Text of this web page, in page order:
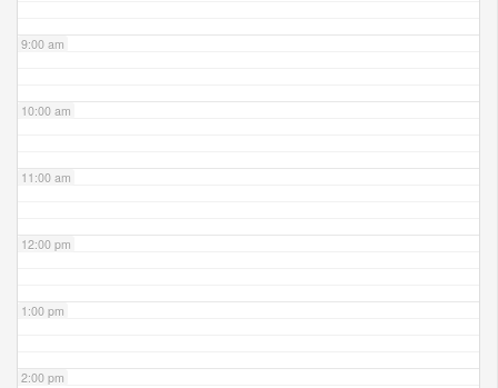
9:00 am
10:00 am
11:00 am
12:00 pm
1:00 pm
2:00 pm